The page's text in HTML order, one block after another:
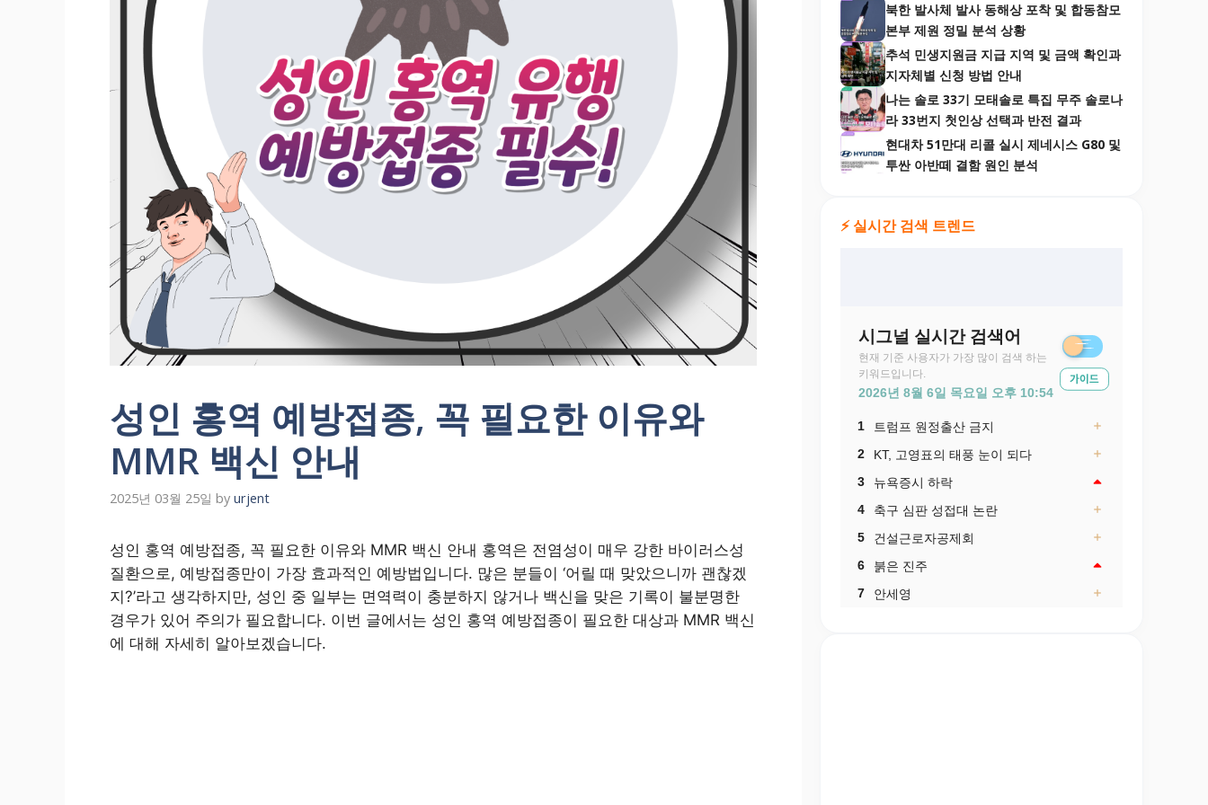
성인 홍역 예방접종, 꼭 필요한 이유와
MMR 백신 안내
2025년 03월 25일 by urjent
성인 홍역 예방접종, 꼭 필요한 이유와 MMR 백신 안내 홍역은 전염성이 매우 강한 바이러스성
질환으로, 예방접종만이 가장 효과적인 예방법입니다. 많은 분들이 ‘어릴 때 맞았으니까 괜찮겠
지?’라고 생각하지만, 성인 중 일부는 면역력이 충분하지 않거나 백신을 맞은 기록이 불분명한
경우가 있어 주의가 필요합니다. 이번 글에서는 성인 홍역 예방접종이 필요한 대상과 MMR 백신
에 대해 자세히 알아보겠습니다.
북한 발사체 발사 동해상 포착 및 합동참모
본부 제원 정밀 분석 상황
추석 민생지원금 지급 지역 및 금액 확인과
지자체별 신청 방법 안내
나는 솔로 33기 모태솔로 특집 무주 솔로나
라 33번지 첫인상 선택과 반전 결과
현대차 51만대 리콜 실시 제네시스 G80 및
투싼 아반떼 결함 원인 분석
⚡ 실시간 검색 트렌드